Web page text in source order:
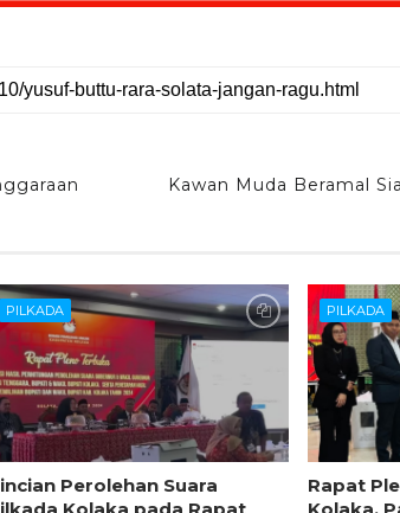
Kawan Muda Beramal
PILKADA
Perolehan Suara
PILKADA
Rapat